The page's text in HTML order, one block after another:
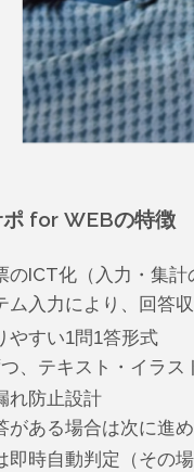
ポ for WEBの特徴
のICT化（入力・集計
ム入力により、回答
やすい1問1答形式
、テキスト・イラ
れ防止設計
がある場合は次に進
即時自動判定（その場